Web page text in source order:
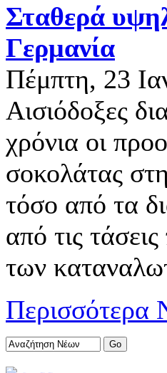
Σταθερά
Γερμανία
Πέμπτη, 23
Αισιόδοξες
χρόνια οι
σοκολάτας
τόσο από τα
από τις
των
Περισσότερα